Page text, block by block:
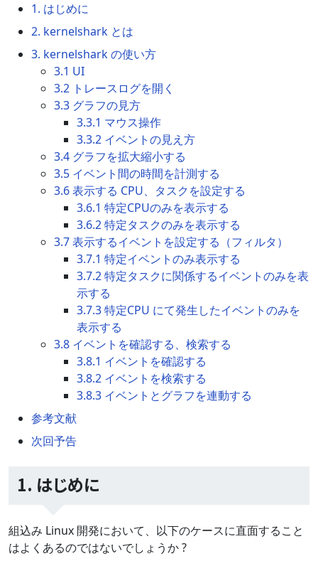
1. はじめに
2. kernelshark とは
3. kernelshark の使い方
3.1 UI
3.2 トレースログを開く
3.3 グラフの見方
3.3.1 マウス操作
3.3.2 イベントの見え方
3.4 グラフを拡大縮小する
3.5 イベント間の時間を計測する
3.6 表示する CPU、タスクを設定する
3.6.1 特定CPUのみを表示する
3.6.2 特定タスクのみを表示する
3.7 表示するイベントを設定する（フィルタ）
3.7.1 特定イベントのみ表示する
3.7.2 特定タスクに関係するイベントのみを表
示する
3.7.3 特定CPU にて発生したイベントのみを
表示する
3.8 イベントを確認する、検索する
3.8.1 イベントを確認する
3.8.2 イベントを検索する
3.8.3 イベントとグラフを連動する
参考文献
次回予告
1. はじめに
組込み Linux 開発において、以下のケースに直面すること
はよくあるのではないでしょうか ?